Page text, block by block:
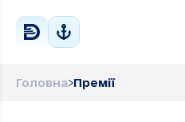
Головна Премії